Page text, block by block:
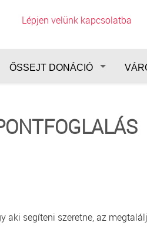
Lépjen velünk kapcsolatba
ŐSSEJT DONÁCIÓ
aki segíteni szeretne, az